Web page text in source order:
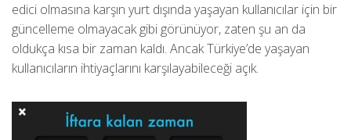
edici olmasına karşın yurt dışında yaşayan kullanıcılar için bir
güncelleme olmayacak gibi görünüyor, zaten şu an da
oldukça kısa bir zaman kaldı. Ancak Türkiye’de yaşayan
kullanıcıların ihtiyaçlarını karşılayabileceği açık.